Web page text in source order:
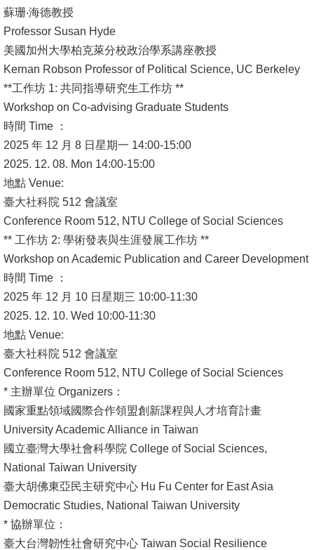
教
研
資
源
與
圖
書
館
回
首
頁
臺
大
首
頁
網
站
導
覽
English
專
蘇珊‧海德教授
Professor Susan Hyde
美國加州大學柏克萊分校政治學系講座教授
Kernan Robson Professor of Political Science, UC Berkeley
**工作坊 1: 共同指導研究生工作坊 **
Workshop on Co-advising Graduate Students
時間 Time ：
2025 年 12 月 8 日星期一 14:00-15:00
2025. 12. 08. Mon 14:00-15:00
地點 Venue:
臺大社科院 512 會議室
Conference Room 512, NTU College of Social Sciences
** 工作坊 2: 學術發表與生涯發展工作坊 **
Workshop on Academic Publication and Career Development
時間 Time ：
2025 年 12 月 10 日星期三 10:00-11:30
2025. 12. 10. Wed 10:00-11:30
地點 Venue:
臺大社科院 512 會議室
Conference Room 512, NTU College of Social Sciences
* 主辦單位 Organizers：
國家重點領域國際合作領盟創新課程與人才培育計畫
University Academic Alliance in Taiwan
國立臺灣大學社會科學院 College of Social Sciences,
National Taiwan University
臺大胡佛東亞民主研究中心 Hu Fu Center for East Asia
Democratic Studies, National Taiwan University
* 協辦單位：
臺大台灣韌性社會研究中心 Taiwan Social Resilience